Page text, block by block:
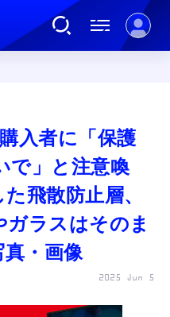
ト
ー
入者に「保護
で」と注意喚
飛散防止層、
ガラスはそのま
・画像
2025 Jun 5